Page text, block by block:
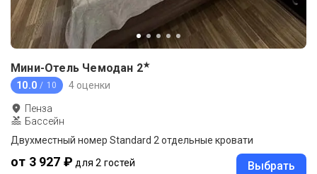
Мини-Отель Чемодан 2★
10.0 / 10 4 оценки
Пенза
Бассейн
Двухместный номер Standard 2 отдельные кровати
от 3 927 ₽ для 2 гостей Выбрать